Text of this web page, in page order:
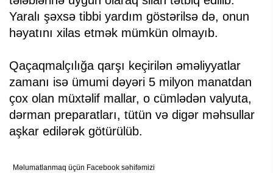
Yaralı şəxsə tibbi yardım göstərilsə də, onun
həyatını xilas etmək mümkün olmayıb.
Qaçaqmalçılığa qarşı keçirilən əməliyyatlar
zamanı isə ümumi dəyəri 5 milyon manatdan
çox olan müxtəlif mallar, o cümlədən valyuta,
dərman preparatları, tütün və digər məhsullar
aşkar edilərək götürülüb.
Məlumatlanmaq üçün Facebook səhifəmizi